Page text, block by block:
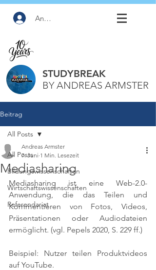
Anmelden
STUDYBREAK
BY ANDREAS ARMSTER
Beitrag
All Posts
Bildungswissenschaften
Wirtschaftswissenschaften
Referendariat
All Posts
Mediasharing
Andreas Armster
7. Juni 1 Min. Lesezeit
Mediasharing ist eine Web-2.0-
Anwendung, die das Teilen und
Kommentieren von Fotos, Videos,
Präsentationen oder Audiodateien
ermöglicht. (vgl. Pepels 2020, S. 229 ff.)
Beispiel: Nutzer teilen Produktvideos
auf YouTube.